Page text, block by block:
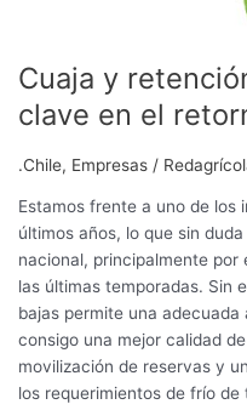
Cuaja y
clave en el
.Chile, Empresas /
Estamos frente a uno de los
últimos años, lo que sin
nacional, principalmente
las últimas temporadas. Sin
bajas permite una
consigo una mejor calidad
movilización de reservas y
los requerimientos de frío